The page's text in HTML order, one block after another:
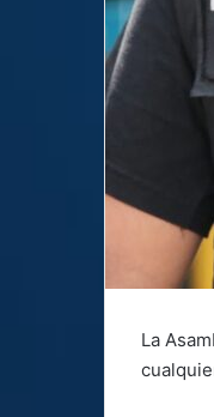
La